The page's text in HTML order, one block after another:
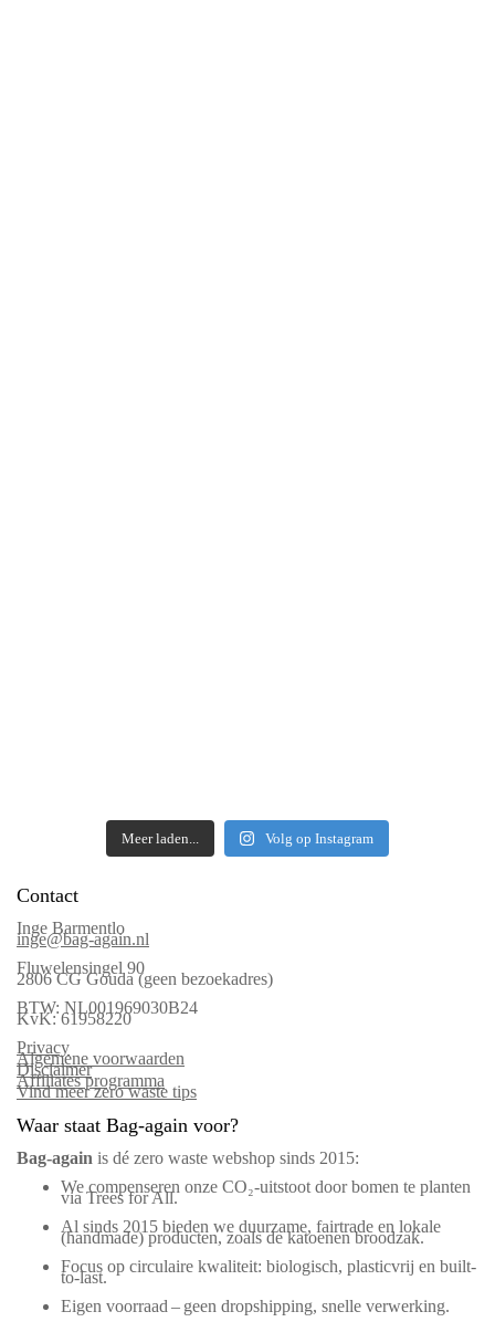
Meer laden... Volg op Instagram
Contact
Inge Barmentlo
inge@bag-again.nl
Fluwelensingel 90
2806 CG Gouda (geen bezoekadres)
BTW: NL001969030B24
KvK: 61958220
Privacy
Algemene voorwaarden
Disclaimer
Affiliates programma
Vind meer zero waste tips
Waar staat Bag-again voor?
Bag‑again is dé zero waste webshop sinds 2015:
We compenseren onze CO₂-uitstoot door bomen te planten
via Trees for All.
Al sinds 2015 bieden we duurzame, fairtrade en lokale
(handmade) producten, zoals de katoenen broodzak.
Focus op circulaire kwaliteit: biologisch, plasticvrij en built-
to-last.
Eigen voorraad – geen dropshipping, snelle verwerking.